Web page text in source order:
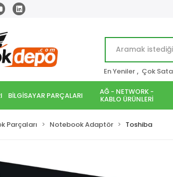
En Yeniler , Çok
BİLGİSAYAR PARÇALARI AĞ - NETWORK -
KABLO ÜRÜNLERİ
Parçaları Notebook Adaptör Toshiba